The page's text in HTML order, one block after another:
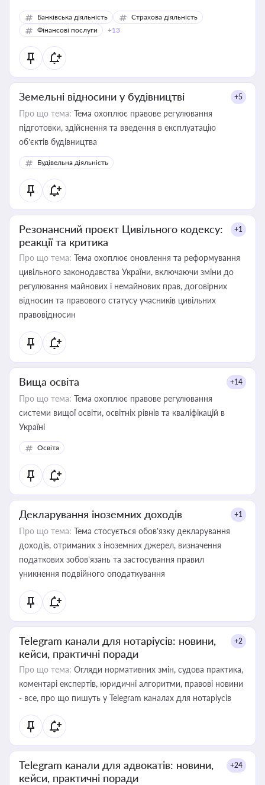
Банківська діяльність
Страхова діяльність
Фінансові послуги
+13
Земельні відносини у будівництві +5
Про що тема: Тема охоплює правове регулювання
підготовки, здійснення та введення в експлуатацію
об’єктів будівництва
Будівельна діяльність
Резонансний проєкт Цивільного кодексу:
реакції та критика
+1
Про що тема: Тема охоплює оновлення та реформування
цивільного законодавства України, включаючи зміни до
регулювання майнових і немайнових прав, договірних
відносин та правового статусу учасників цивільних
правовідносин
Вища освіта +14
Про що тема: Тема охоплює правове регулювання
системи вищої освіти, освітніх рівнів та кваліфікацій в
Україні
Освіта
Декларування іноземних доходів +1
Про що тема: Тема стосується обов’язку декларування
доходів, отриманих з іноземних джерел, визначення
податкових зобов’язань та застосування правил
уникнення подвійного оподаткування
Telegram канали для нотаріусів: новини,
кейси, практичні поради
+2
Про що тема: Огляди нормативних змін, судова практика,
коментарі експертів, юридичні алгоритми, правові новини
- все, про що пишуть у Telegram каналах для нотаріусів
Telegram канали для адвокатів: новини,
кейси, практичні поради
+24